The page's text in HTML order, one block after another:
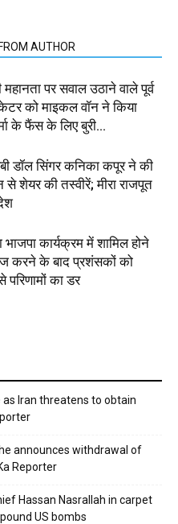
AUTHOR
महानता पर सवाल उठाने वाले पूर्व
को माइकल वॉन ने किया
के फैंस के लिए बुरी...
डॉल सिंगर कनिका कपूर ने की
से शेयर की तस्वीरें; मीरा राजपूत
भाजपा कार्यक्रम में शामिल होने
करने के बाद प्रशंसकों को
परिणामों का डर
Iran threatens to obtain
announces withdrawal of
Reporter
Hassan Nasrallah in carpet
US bombs